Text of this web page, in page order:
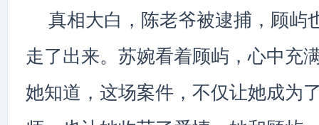
真相大白，陈老爷被逮捕，顾屿
走了出来。苏婉看着顾屿，心中充
她知道，这场案件，不仅让她成为